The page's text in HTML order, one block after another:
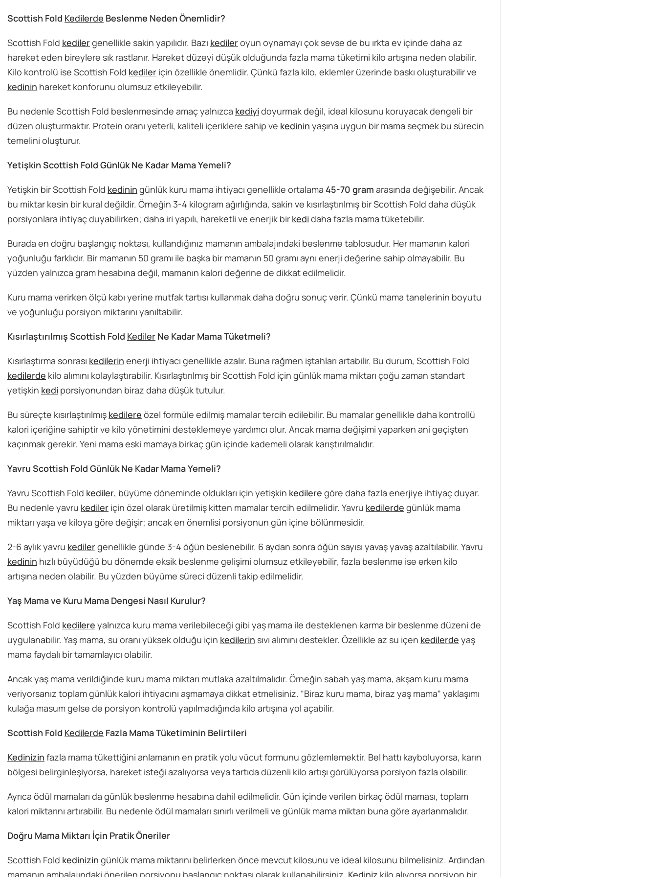
Scottish Fold Kedilerde Beslenme Neden Önemlidir?
Scottish Fold kedilergenellikle sakin yapılıdır. Bazı kedileroyun oynamayı çok sevse de bu ırkta ev içinde daha az
hareket eden bireylere sık rastlanır. Hareket düzeyi düşük olduğunda fazla mama tüketimi kilo artışına neden olabilir.
Kilo kontrolü ise Scottish Fold kediler için özellikle önemlidir. Çünkü fazla kilo, eklemler üzerinde baskı oluşturabilir ve
kedinin hareket konforunu olumsuz etkileyebilir.
Bu nedenle Scottish Fold beslenmesinde amaç yalnızca kediyi doyurmak değil, ideal kilosunu koruyacak dengeli bir
düzen oluşturmaktır. Protein oranı yeterli, kaliteli içeriklere sahip ve kedinin yaşına uygun bir mama seçmek bu sürecin
temelini oluşturur.
Yetişkin Scottish Fold Günlük Ne Kadar Mama Yemeli?
Yetişkin bir Scottish Fold kedinin günlük kuru mama ihtiyacı genellikle ortalama 45-70 gram arasında değişebilir. Ancak
bu miktar kesin bir kural değildir. Örneğin 3-4 kilogram ağırlığında, sakin ve kısırlaştırılmış bir Scottish Fold daha düşük
porsiyonlara ihtiyaç duyabilirken; daha iri yapılı, hareketli ve enerjik bir kedi daha fazla mama tüketebilir.
Burada en doğru başlangıç noktası, kullandığınız mamanın ambalajındaki beslenme tablosudur. Her mamanın kalori
yoğunluğu farklıdır. Bir mamanın 50 gramı ile başka bir mamanın 50 gramı aynı enerji değerine sahip olmayabilir. Bu
yüzden yalnızca gram hesabına değil, mamanın kalori değerine de dikkat edilmelidir.
Kuru mama verirken ölçü kabı yerine mutfak tartısı kullanmak daha doğru sonuç verir. Çünkü mama tanelerinin boyutu
ve yoğunluğu porsiyon miktarını yanıltabilir.
Kısırlaştırılmış Scottish Fold Kediler Ne Kadar Mama Tüketmeli?
Kısırlaştırma sonrası kedilerin enerji ihtiyacı genellikle azalır. Buna rağmen iştahları artabilir. Bu durum, Scottish Fold
kedilerde kilo alımını kolaylaştırabilir. Kısırlaştırılmış bir Scottish Fold için günlük mama miktarı çoğu zaman standart
yetişkin kedi porsiyonundan biraz daha düşük tutulur.
Bu süreçte kısırlaştırılmış kedilere özel formüle edilmiş mamalar tercih edilebilir. Bu mamalar genellikle daha kontrollü
kalori içeriğine sahiptir ve kilo yönetimini desteklemeye yardımcı olur. Ancak mama değişimi yaparken ani geçişten
kaçınmak gerekir. Yeni mama eski mamaya birkaç gün içinde kademeli olarak karıştırılmalıdır.
Yavru Scottish Fold Günlük Ne Kadar Mama Yemeli?
Yavru Scottish Fold kediler, büyüme döneminde oldukları için yetişkin kedilere göre daha fazla enerjiye ihtiyaç duyar.
Bu nedenle yavru kediler için özel olarak üretilmiş kitten mamalar tercih edilmelidir. Yavru kedilerde günlük mama
miktarı yaşa ve kiloya göre değişir; ancak en önemlisi porsiyonun gün içine bölünmesidir.
2-6 aylık yavru kedilergenellikle günde 3-4 öğün beslenebilir. 6 aydan sonra öğün sayısı yavaş yavaş azaltılabilir. Yavru
kedinin hızlı büyüdüğü bu dönemde eksik beslenme gelişimi olumsuz etkileyebilir, fazla beslenme ise erken kilo
artışına neden olabilir. Bu yüzden büyüme süreci düzenli takip edilmelidir.
Yaş Mama ve Kuru Mama Dengesi Nasıl Kurulur?
Scottish Fold kedilere yalnızca kuru mama verilebileceği gibi yaş mama ile desteklenen karma bir beslenme düzeni de
uygulanabilir. Yaş mama, su oranı yüksek olduğu için kedilerin sıvı alımını destekler. Özellikle az su içen kedilerde yaş
mama faydalı bir tamamlayıcı olabilir.
Ancak yaş mama verildiğinde kuru mama miktarı mutlaka azaltılmalıdır. Örneğin sabah yaş mama, akşam kuru mama
veriyorsanız toplam günlük kalori ihtiyacını aşmamaya dikkat etmelisiniz. “Biraz kuru mama, biraz yaş mama” yaklaşımı
kulağa masum gelse de porsiyon kontrolü yapılmadığında kilo artışına yol açabilir.
Scottish Fold Kedilerde Fazla Mama Tüketiminin Belirtileri
Kedinizin fazla mama tükettiğini anlamanın en pratik yolu vücut formunu gözlemlemektir. Bel hattı kayboluyorsa, karın
bölgesi belirginleşiyorsa, hareket isteği azalıyorsa veya tartıda düzenli kilo artışı görülüyorsa porsiyon fazla olabilir.
Ayrıca ödül mamaları da günlük beslenme hesabına dahil edilmelidir. Gün içinde verilen birkaç ödül maması, toplam
kalori miktarını artırabilir. Bu nedenle ödül mamaları sınırlı verilmeli ve günlük mama miktarı buna göre ayarlanmalıdır.
Doğru Mama Miktarı İçin Pratik Öneriler
Scottish Fold kedinizin günlük mama miktarını belirlerken önce mevcut kilosunu ve ideal kilosunu bilmelisiniz. Ardından